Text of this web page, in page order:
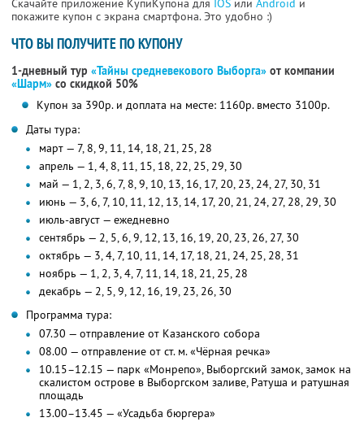
Скачайте приложение КупиКупона для IOS или Android и
покажите купон с экрана смартфона. Это удобно :)
ЧТО ВЫ ПОЛУЧИТЕ ПО КУПОНУ
1-дневный тур «Тайны средневекового Выборга» от компании
«Шарм» со скидкой 50%
Купон за 390р. и доплата на месте: 1160р. вместо 3100р.
Даты тура:
март — 7, 8, 9, 11, 14, 18, 21, 25, 28
апрель — 1, 4, 8, 11, 15, 18, 22, 25, 29, 30
май — 1, 2, 3, 6, 7, 8, 9, 10, 13, 16, 17, 20, 23, 24, 27, 30, 31
июнь — 3, 6, 7, 10, 11, 12, 13, 14, 17, 20, 21, 24, 27, 28, 29, 30
июль-август — ежедневно
сентябрь — 2, 5, 6, 9, 12, 13, 16, 19, 20, 23, 26, 27, 30
октябрь — 3, 4, 7, 10, 11, 14, 17, 18, 21, 24, 25, 28, 31
ноябрь — 1, 2, 3, 4, 7, 11, 14, 18, 21, 25, 28
декабрь — 2, 5, 9, 12, 16, 19, 23, 26, 30
Программа тура:
07.30 — отправление от Казанского собора
08.00 — отправление от ст. м. «Чёрная речка»
10.15–12.15 — парк «Монрепо», Выборгский замок, замок на
скалистом острове в Выборгском заливе, Ратуша и ратушная
площадь
13.00–13.45 — «Усадьба бюргера»